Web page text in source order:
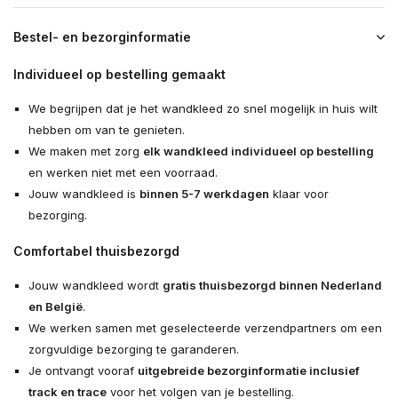
Bestel- en bezorginformatie
Individueel op bestelling gemaakt
We begrijpen dat je het wandkleed zo snel mogelijk in huis wilt
hebben om van te genieten.
We maken met zorg elk wandkleed individueel op bestelling
en werken niet met een voorraad.
Jouw wandkleed is binnen 5-7 werkdagen klaar voor
bezorging.
Comfortabel thuisbezorgd
Jouw wandkleed wordt gratis thuisbezorgd binnen Nederland
en België.
We werken samen met geselecteerde verzendpartners om een
zorgvuldige bezorging te garanderen.
Je ontvangt vooraf uitgebreide bezorginformatie inclusief
track en tracevoor het volgen van je bestelling.